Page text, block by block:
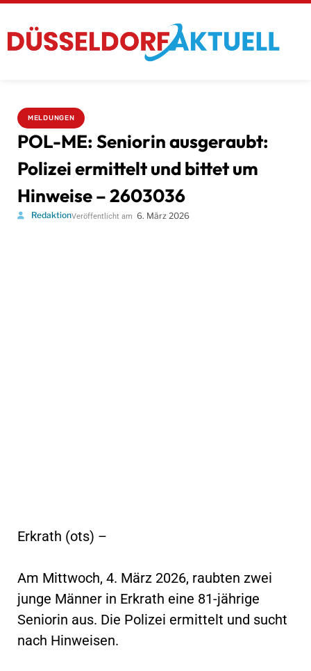
MELDUNGEN
POL-ME: Seniorin ausgeraubt:
Polizei ermittelt und bittet um
Hinweise – 2603036
RedaktionVeröffentlicht am 6. März 2026
Erkrath (ots) –
Am Mittwoch, 4. März 2026, raubten zwei
junge Männer in Erkrath eine 81-jährige
Seniorin aus. Die Polizei ermittelt und sucht
nach Hinweisen.